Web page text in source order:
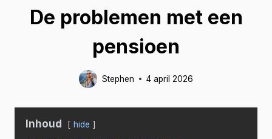
De problemen met een
pensioen
Stephen 4 april 2026
Inhoud hide